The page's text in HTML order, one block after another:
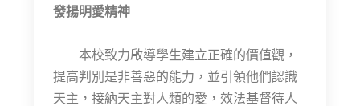
發揚明愛精神
本校致力啟導學生建立正確的價值觀，
提高判別是非善惡的能力，並引領他們認識
天主，接納天主對人類的愛，效法基督待人